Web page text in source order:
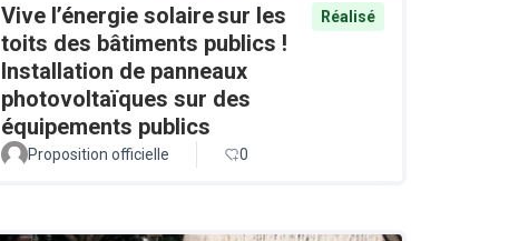
Vive l’énergie solaire sur les
toits des bâtiments publics !
Installation de panneaux
photovoltaïques sur des
équipements publics
Réalisé
Proposition officielle 0